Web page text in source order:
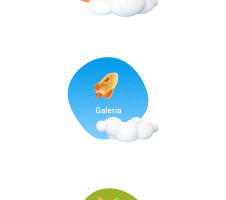
Galeria